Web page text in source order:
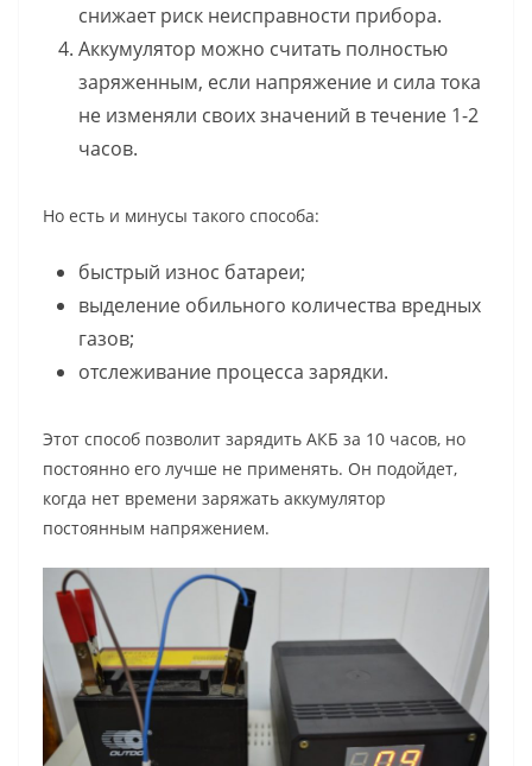
снижает риск неисправности прибора.
Аккумулятор можно считать полностью
заряженным, если напряжение и сила тока
не изменяли своих значений в течение 1-2
часов.
Но есть и минусы такого способа:
быстрый износ батареи;
выделение обильного количества вредных
газов;
отслеживание процесса зарядки.
Этот способ позволит зарядить АКБ за 10 часов, но
постоянно его лучше не применять. Он подойдет,
когда нет времени заряжать аккумулятор
постоянным напряжением.